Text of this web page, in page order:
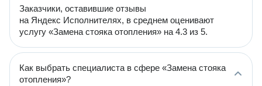
Заказчики, оставившие отзывы
на Яндекс Исполнителях, в среднем оценивают
услугу «Замена стояка отопления» на 4.3 из 5.
Как выбрать специалиста в сфере «Замена стояка
отопления»?